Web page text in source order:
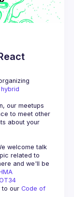
our meetups
to meet other
about your
welcome talk
related to
and we'll be
to our Code of